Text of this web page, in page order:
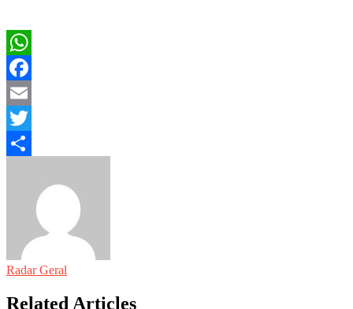
WhatsApp
Facebook
Email
Twitter
Radar Geral
Related Articles